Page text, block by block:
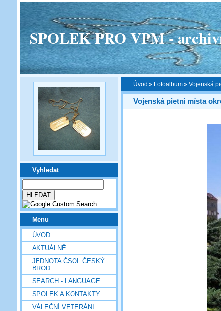
SPOLEK PRO VPM -
Vyhledat
Menu
ÚVOD
AKTUÁLNĚ
JEDNOTA ČSOL ČESKÝ
BROD
SEARCH - LANGUAGE
SPOLEK A KONTAKTY
VÁLEČNÍ VETERÁNI
Úvod » Fotoalbum » Vojenská
Vojenská pietní místa